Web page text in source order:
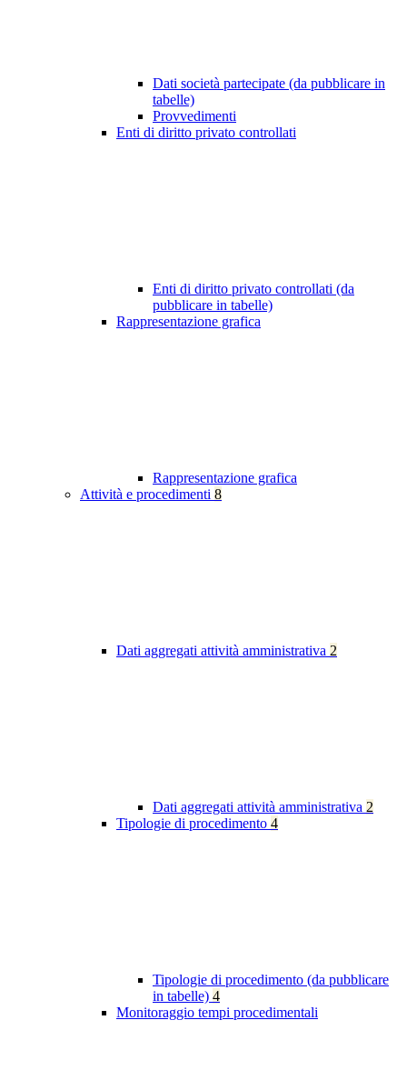
Dati società partecipate (da pubblicare in
tabelle)
Provvedimenti
Enti di diritto privato controllati
Enti di diritto privato controllati (da
pubblicare in tabelle)
Rappresentazione grafica
Rappresentazione grafica
Attività e procedimenti 8
Dati aggregati attività amministrativa 2
Dati aggregati attività amministrativa 2
Tipologie di procedimento 4
Tipologie di procedimento (da pubblicare
in tabelle) 4
Monitoraggio tempi procedimentali